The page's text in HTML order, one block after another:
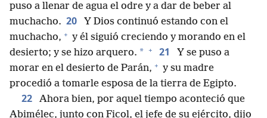
puso a llenar de agua el odre y a dar de beber al
muchacho. 20
Y Dios continuó estando con el
muchacho, + y él siguió creciendo y morando en el
desierto; y se hizo arquero. * + 21
Y se puso a
morar en el desierto de Parán, + y su madre
procedió a tomarle esposa de la tierra de Egipto.
22
Ahora bien, por aquel tiempo aconteció que
Abimélec, junto con Ficol, el jefe de su ejército, dijo